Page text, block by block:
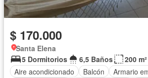
$ 170.000
Santa Elena
5 Dormitorios
6,5 Baños
200 m²
Aire acondicionado
Balcón
Armario